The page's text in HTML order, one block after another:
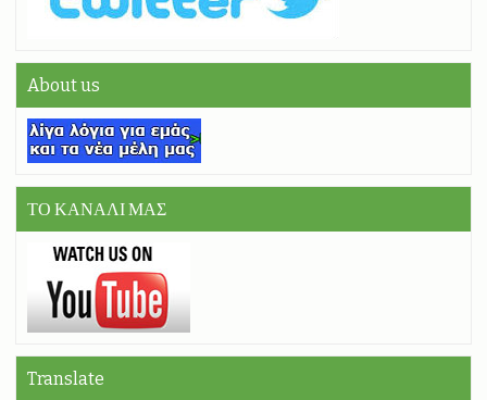
About us
ΤΟ ΚΑΝΑΛΙ ΜΑΣ
Translate